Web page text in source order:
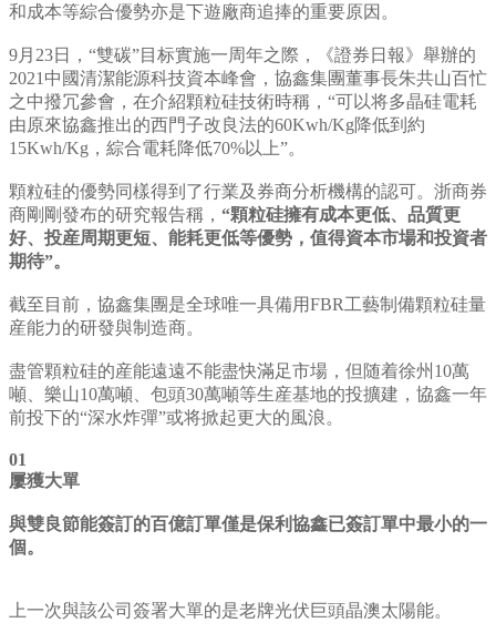
和成本等綜合優勢亦是下遊廠商追捧的重要原因。
9月23日，“雙碳”目标實施一周年之際，《證券日報》舉辦的
2021中國清潔能源科技資本峰會，協鑫集團董事長朱共山百忙
之中撥冗參會，在介紹顆粒硅技術時稱，“可以将多晶硅電耗
由原來協鑫推出的西門子改良法的60Kwh/Kg降低到約
15Kwh/Kg，綜合電耗降低70%以上”。
顆粒硅的優勢同樣得到了行業及券商分析機構的認可。浙商券
商剛剛發布的研究報告稱， “顆粒硅擁有成本更低、品質更
好、投産周期更短、能耗更低等優勢，值得資本市場和投資者
期待”。
截至目前，協鑫集團是全球唯一具備用FBR工藝制備顆粒硅量
産能力的研發與制造商。
盡管顆粒硅的産能遠遠不能盡快滿足市場，但随着徐州10萬
噸、樂山10萬噸、包頭30萬噸等生産基地的投擴建，協鑫一年
前投下的“深水炸彈”或将掀起更大的風浪。
01
屢獲大單
與雙良節能簽訂的百億訂單僅是保利協鑫已簽訂單中最小的一
個。
上一次與該公司簽署大單的是老牌光伏巨頭晶澳太陽能。